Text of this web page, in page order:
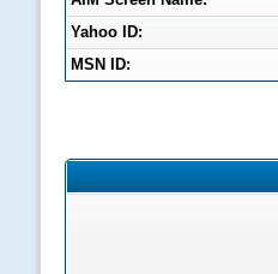
Yahoo ID:
MSN ID: